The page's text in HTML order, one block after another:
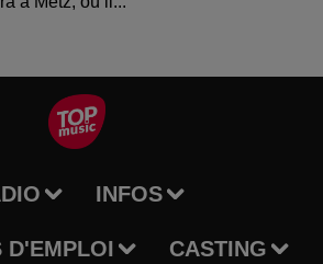
INFOS
D'EMPLOI CASTING